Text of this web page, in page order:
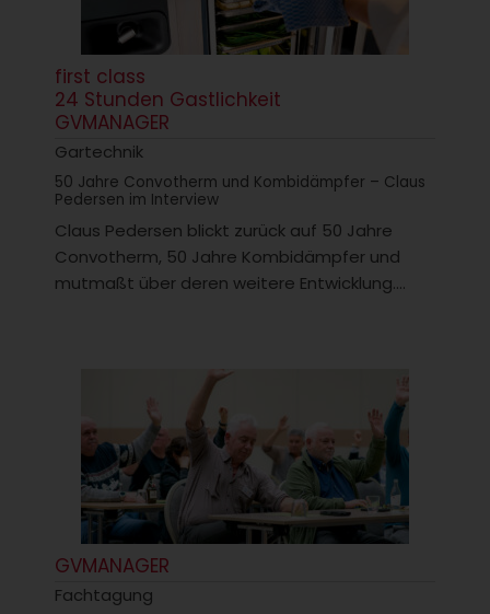
first class
24 Stunden Gastlichkeit
GVMANAGER
Gartechnik
50 Jahre Convotherm und Kombidämpfer – Claus
Pedersen im Interview
Claus Pedersen blickt zurück auf 50 Jahre
Convotherm, 50 Jahre Kombidämpfer und
mutmaßt über deren weitere Entwicklung....
GVMANAGER
Fachtagung